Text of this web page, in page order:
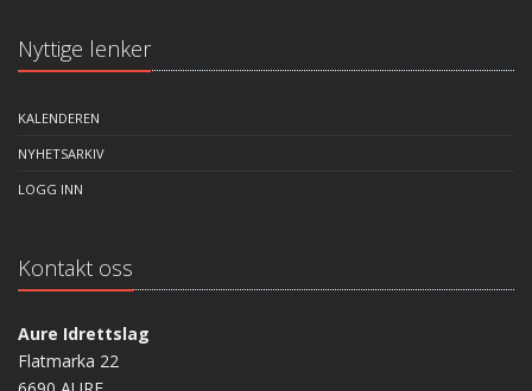
Nyttige lenker
KALENDEREN
NYHETSARKIV
LOGG INN
Kontakt oss
Aure Idrettslag
Flatmarka 22